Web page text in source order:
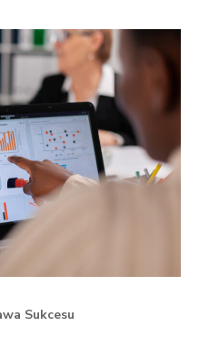
Sukcesu